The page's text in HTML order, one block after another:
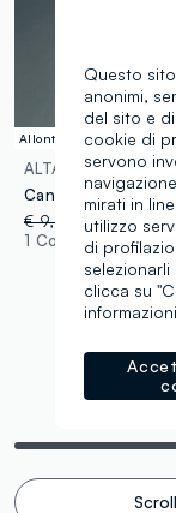
Allontana l'umidità
ALTAVIA
€ 9,95
-30%€ 7,00
1 Colori
Questo
anonimi,
del sito e
cookie di
servono
mirati in
utilizzo
di
clicca su